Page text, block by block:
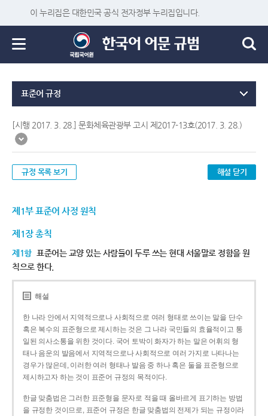
이 누리집은 대한민국 공식 전자정부 누리집입니다.
표준어 규정
[시행 2017. 3. 28.] 문화체육관광부 고시 제2017-13호(2017. 3. 28.)
규정 목록 보기 해설 닫기
제1부 표준어 사정 원칙
제1장 총칙
제1항 표준어는 교양 있는 사람들이 두루 쓰는 현대 서울말로 정함을 원
칙으로 한다.
해설
한 나라 안에서 지역적으로나 사회적으로 여러 형태로 쓰이는 말을 단수
혹은 복수의 표준형으로 제시하는 것은 그 나라 국민들의 효율적이고 통
일된 의사소통을 위한 것이다. 국어 토박이 화자가 하는 말은 어휘의 형
태나 음운의 발음에서 지역적으로나 사회적으로 여러 가지로 나타나는
경우가 많은데, 이러한 여러 형태나 발음 중 하나 혹은 둘을 표준형으로
제시하고자 하는 것이 표준어 규정의 목적이다.
한글 맞춤법은 그러한 표준형을 문자로 적을 때 올바르게 표기하는 방법
을 규정한 것이므로, 표준어 규정은 한글 맞춤법의 전제가 되는 규정이라